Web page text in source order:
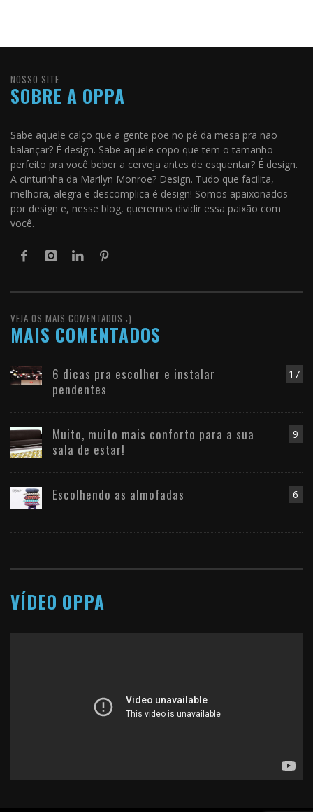
NOSSO SITE
SOBRE A OPPA
Sabe aquele calço que a gente põe no pé da mesa pra não
balançar? É design. Sabe aquele copo que tem o tamanho
perfeito pra você beber a cerveja antes de esquentar? É design.
A cinturinha da Marilyn Monroe? Design. Tudo que facilita,
melhora, alegra e descomplica é design! Somos apaixonados
por design e, nesse blog, queremos dividir essa paixão com
você.
VEJA OS MAIS COMENTADOS ;)
MAIS COMENTADOS
17
6 dicas pra escolher e instalar
pendentes
9
Muito, muito mais conforto para a sua
sala de estar!
6
Escolhendo as almofadas
VÍDEO OPPA